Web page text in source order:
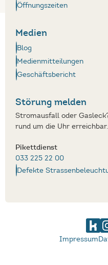
Öffnungszeiten
Medien
Blog
Medienmitteilungen
Geschäftsbericht
Störung melden
Stromausfall oder
rund um die Uhr erreichbar.
Pikettdienst
033 225 22 00
Defekte
Impressum